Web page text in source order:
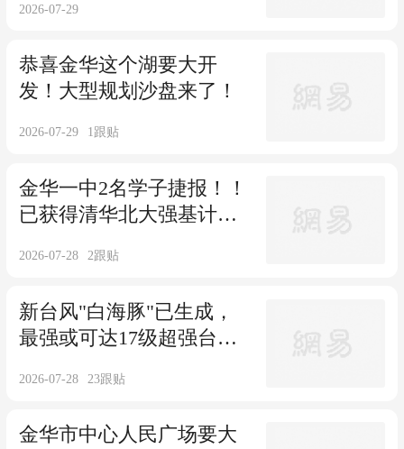
2026-07-29
恭喜金华这个湖要大开
发！大型规划沙盘来了！
2026-07-29 1跟贴
金华一中2名学子捷报！！
已获得清华北大强基计划
2026-07-28 2跟贴
新台风"白海豚"已生成，
最强或可达17级超强台
2026-07-28 23跟贴
金华市中心人民广场要大